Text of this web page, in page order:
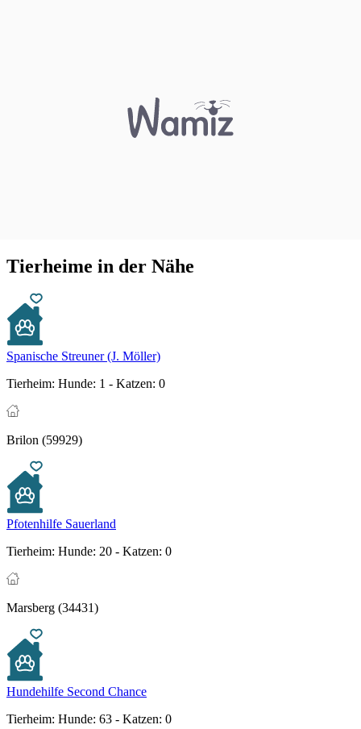
Tierheime in der Nähe
Spanische Streuner (J. Möller)
Tierheim: Hunde: 1 - Katzen: 0
Brilon (59929)
Pfotenhilfe Sauerland
Tierheim: Hunde: 20 - Katzen: 0
Marsberg (34431)
Hundehilfe Second Chance
Tierheim: Hunde: 63 - Katzen: 0